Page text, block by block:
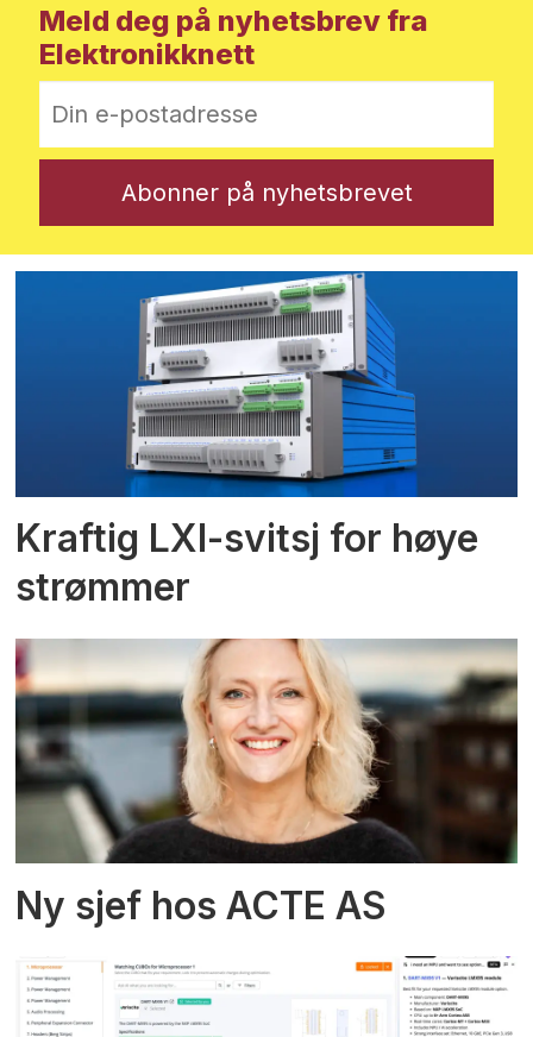
Meld deg på nyhetsbrev fra
Elektronikknett
Kraftig LXI-svitsj for høye
strømmer
Ny sjef hos ACTE AS